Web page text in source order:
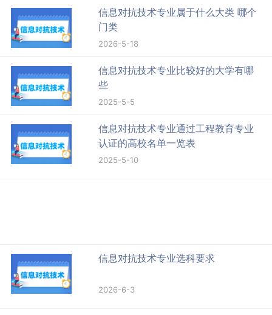
信息对抗技术专业属于什么大类 哪个
门类
2026-5-18
信息对抗技术专业比较好的大学有哪
些
2025-5-5
信息对抗技术专业通过工程教育专业
认证的高校名单一览表
2025-5-10
信息对抗技术专业选科要求
2026-6-3